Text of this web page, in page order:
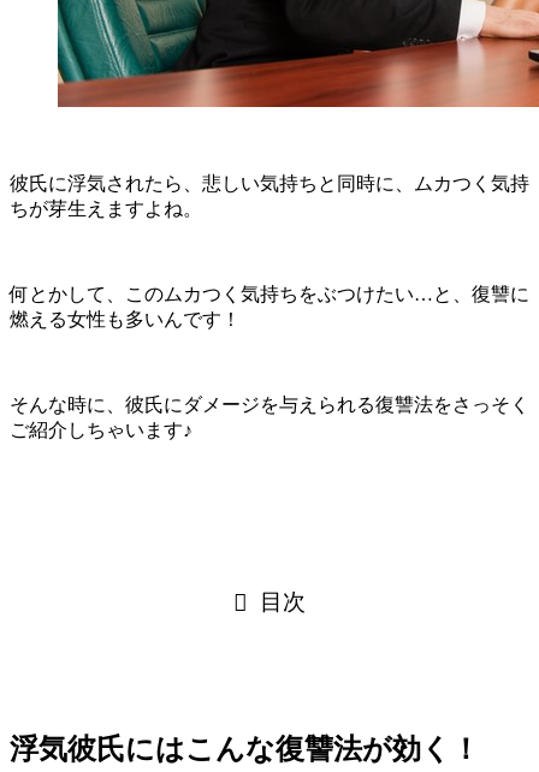
彼氏に浮気されたら、悲しい気持ちと同時に、ムカつく気持
ちが芽生えますよね。
何とかして、このムカつく気持ちをぶつけたい…と、復讐に
燃える女性も多いんです！
そんな時に、彼氏にダメージを与えられる復讐法をさっそく
ご紹介しちゃいます♪
目次
浮気彼氏にはこんな復讐法が効く！